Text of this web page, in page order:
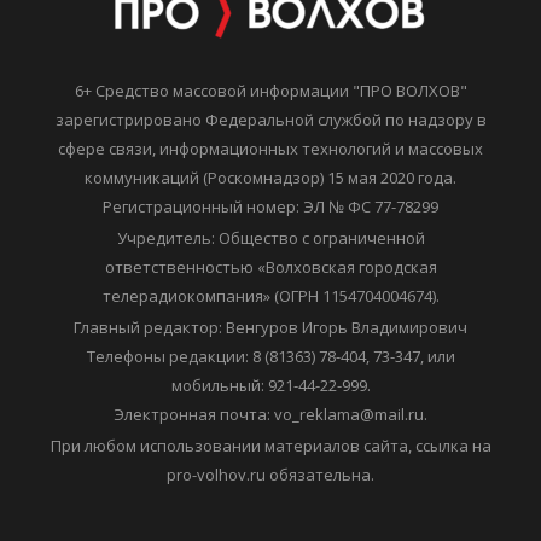
6+ Средство массовой информации "ПРО ВОЛХОВ"
зарегистрировано Федеральной службой по надзору в
сфере связи, информационных технологий и массовых
коммуникаций (Роскомнадзор) 15 мая 2020 года.
Регистрационный номер: ЭЛ № ФС 77-78299
Учредитель: Общество с ограниченной
ответственностью «Волховская городская
телерадиокомпания» (ОГРН 1154704004674).
Главный редактор: Венгуров Игорь Владимирович
Телефоны редакции: 8 (81363) 78-404, 73-347, или
Электронная почта: vo_reklama@mail.ru.